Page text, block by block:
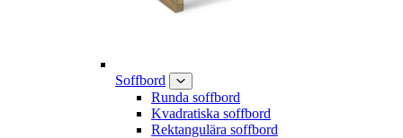
Soffbord
Runda soffbord
Kvadratiska soffbord
Rektangulära soffbord